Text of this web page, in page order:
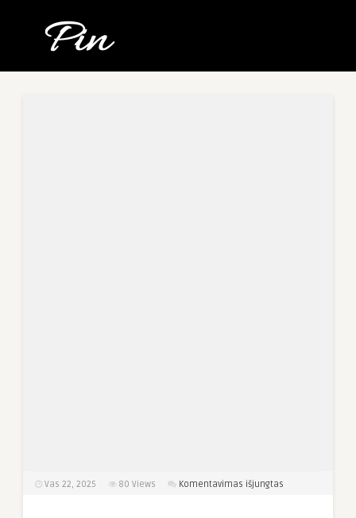
Vas 22, 2025 80 Views Komentavimas išjungtas